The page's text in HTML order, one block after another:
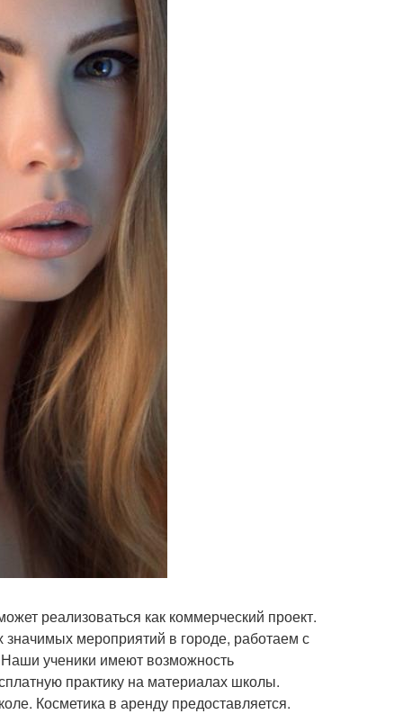
реализоваться как коммерческий проект.
мероприятий в городе, работаем с
ученики имеют возможность
практику на материалах школы.
Косметика в аренду предоставляется.